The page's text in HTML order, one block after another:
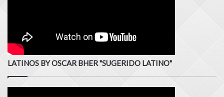
LATINOS BY OSCAR BHER "SUGERIDO LATINO"